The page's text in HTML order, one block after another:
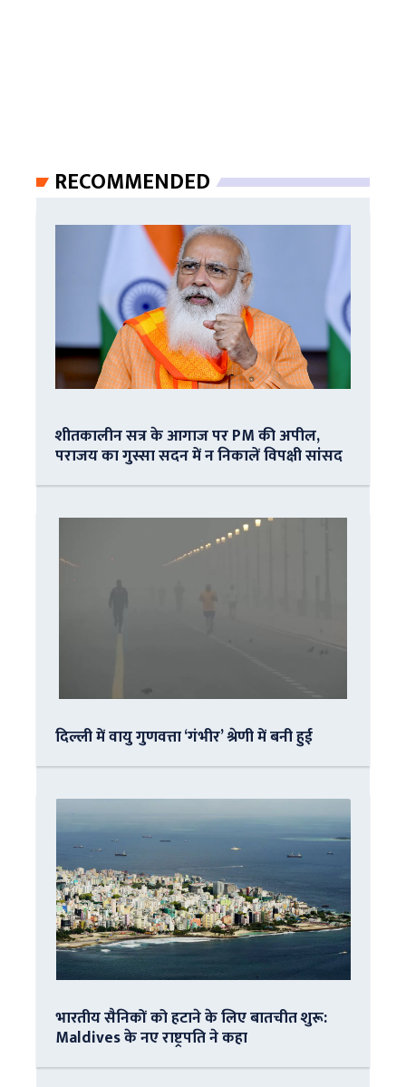
RECOMMENDED
शीतकालीन सत्र के आगाज पर PM की अपील,
पराजय का गुस्सा सदन में न निकालें विपक्षी सांसद
दिल्ली में वायु गुणवत्ता ‘गंभीर’ श्रेणी में बनी हुई
भारतीय सैनिकों को हटाने के लिए बातचीत शुरू:
Maldives के नए राष्ट्रपति ने कहा